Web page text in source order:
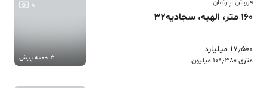
فروش آپارتمان
160 متر، الهیه، سجادیه32
17٫500 میلیارد
متری 109٫380 میلیون
8
3 هفته پیش